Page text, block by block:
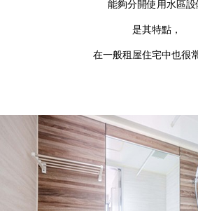
能夠分開使用水區設
是其特點，
在一般租屋住宅中也很